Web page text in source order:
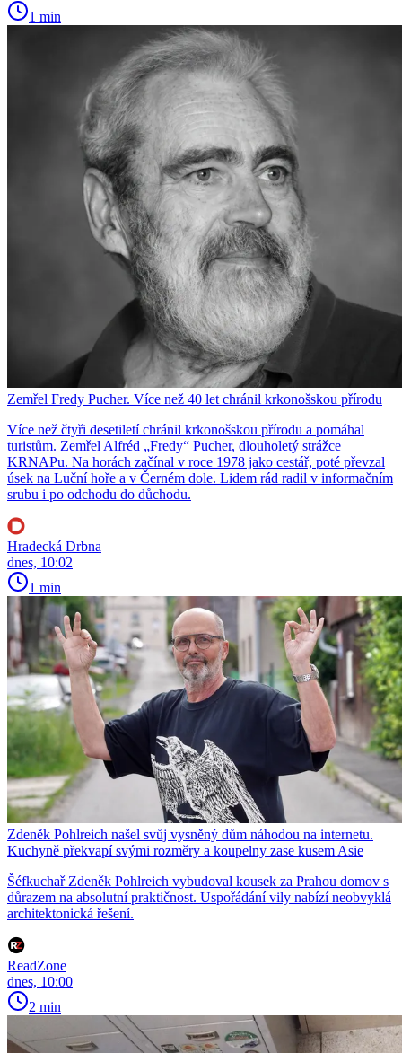
1 min
Zemřel Fredy Pucher. Více než 40 let chránil krkonošskou přírodu
Více než čtyři desetiletí chránil krkonošskou přírodu a pomáhal
turistům. Zemřel Alfréd „Fredy“ Pucher, dlouholetý strážce
KRNAPu. Na horách začínal v roce 1978 jako cestář, poté převzal
úsek na Luční hoře a v Černém dole. Lidem rád radil v informačním
srubu i po odchodu do důchodu.
Hradecká Drbna
dnes, 10:02
1 min
Zdeněk Pohlreich našel svůj vysněný dům náhodou na internetu.
Kuchyně překvapí svými rozměry a koupelny zase kusem Asie
Šéfkuchař Zdeněk Pohlreich vybudoval kousek za Prahou domov s
důrazem na absolutní praktičnost. Uspořádání vily nabízí neobvyklá
architektonická řešení.
ReadZone
dnes, 10:00
2 min